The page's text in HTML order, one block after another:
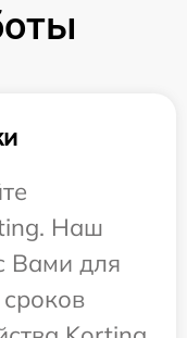
Наш
Вами для